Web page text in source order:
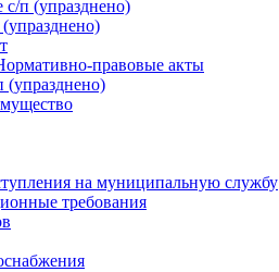
с/п (упразднено)
правовые акты
(упразднено)
на муниципальную службу
требования